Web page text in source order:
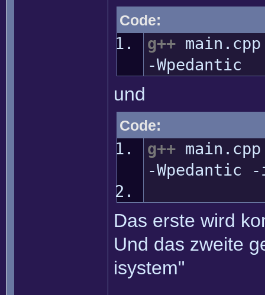
Code:
g++
-Wpedantic
und
Code:
g++
-Wpedantic
-
Das erste wird
Und das zweite
isystem"